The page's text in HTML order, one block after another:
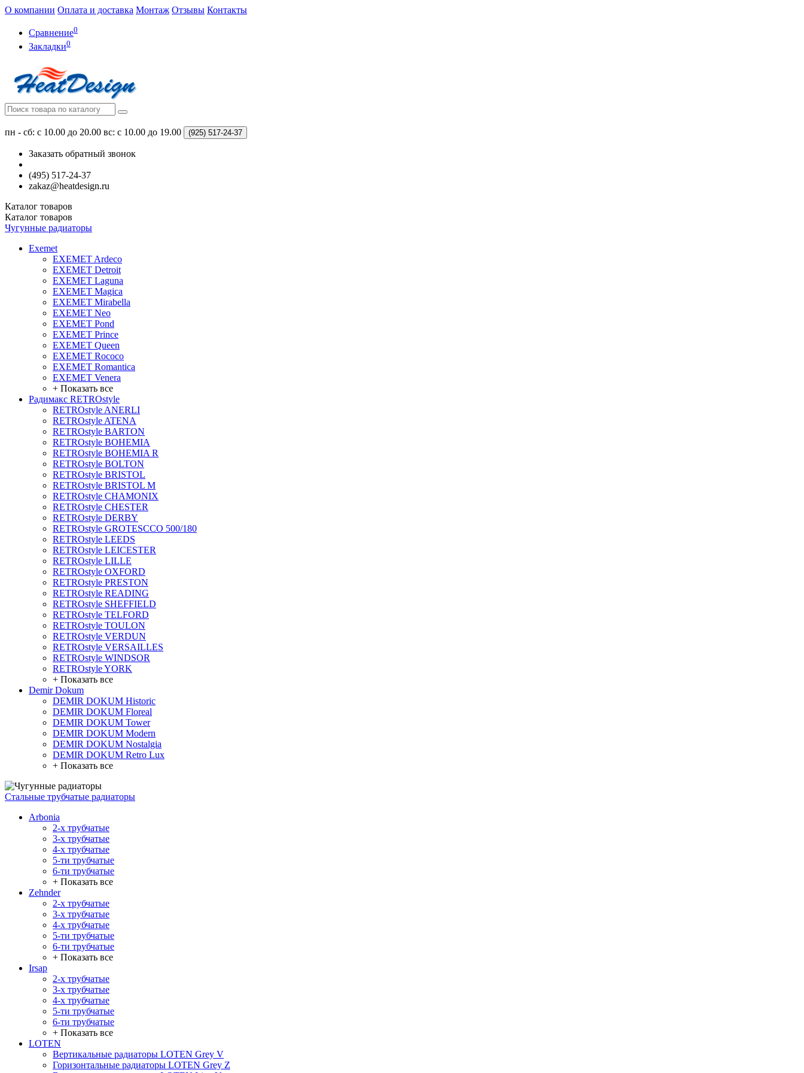
О компании Оплата и доставка Монтаж Отзывы Контакты
Сравнение0
Закладки0
пн - сб: с 10.00 до 20.00 вс: с 10.00 до 19.00 (925) 517-24-37
Заказать обратный звонок
(495) 517-24-37
zakaz@heatdesign.ru
Каталог товаров
Каталог товаров
Чугунные радиаторы
Exemet
EXEMET Ardeco
EXEMET Detroit
EXEMET Laguna
EXEMET Magica
EXEMET Mirabella
EXEMET Neo
EXEMET Pond
EXEMET Prince
EXEMET Queen
EXEMET Rococo
EXEMET Romantica
EXEMET Venera
+ Показать все
Радимакс RETROstyle
RETROstyle ANERLI
RETROstyle ATENA
RETROstyle BARTON
RETROstyle BOHEMIA
RETROstyle BOHEMIA R
RETROstyle BOLTON
RETROstyle BRISTOL
RETROstyle BRISTOL M
RETROstyle CHAMONIX
RETROstyle CHESTER
RETROstyle DERBY
RETROstyle GROTESCCO 500/180
RETROstyle LEEDS
RETROstyle LEICESTER
RETROstyle LILLE
RETROstyle OXFORD
RETROstyle PRESTON
RETROstyle READING
RETROstyle SHEFFIELD
RETROstyle TELFORD
RETROstyle TOULON
RETROstyle VERDUN
RETROstyle VERSAILLES
RETROstyle WINDSOR
RETROstyle YORK
+ Показать все
Demir Dokum
DEMIR DOKUM Historic
DEMIR DOKUM Floreal
DEMIR DOKUM Tower
DEMIR DOKUM Modern
DEMIR DOKUM Nostalgia
DEMIR DOKUM Retro Lux
+ Показать все
Стальные трубчатые радиаторы
Arbonia
2-х трубчатые
3-х трубчатые
4-х трубчатые
5-ти трубчатые
6-ти трубчатые
+ Показать все
Zehnder
2-х трубчатые
3-х трубчатые
4-х трубчатые
5-ти трубчатые
6-ти трубчатые
+ Показать все
Irsap
2-х трубчатые
3-х трубчатые
4-х трубчатые
5-ти трубчатые
6-ти трубчатые
+ Показать все
LOTEN
Вертикальные радиаторы LOTEN Grey V
Горизонтальные радиаторы LOTEN Grey Z